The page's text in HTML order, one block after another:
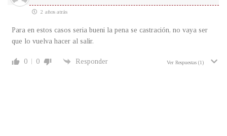
2 años atrás
Para en estos casos seria bueni la pena se castración, no vaya ser
que lo vuelva hacer al salir.
0 0 Responder Ver Respuestas (1)